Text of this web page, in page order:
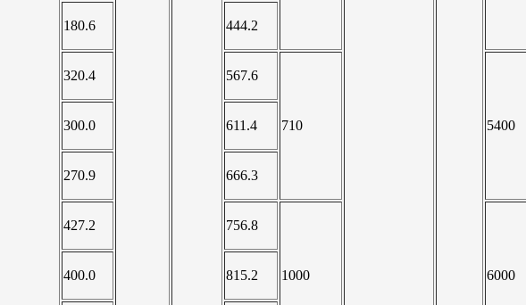
180.6 444.2
320.4 567.6
710 5400
300.0 611.4
270.9 666.3
427.2 756.8
1000 6000
400.0 815.2